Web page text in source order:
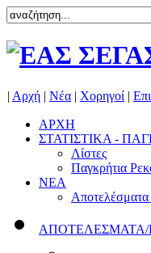
| Αρχή | Νέα | Χορηγοί |
ΑΡΧΗ
ΣΤΑΤΙΣΤΙΚΑ -
Λίστες
Παγκρήτια
ΝΕΑ